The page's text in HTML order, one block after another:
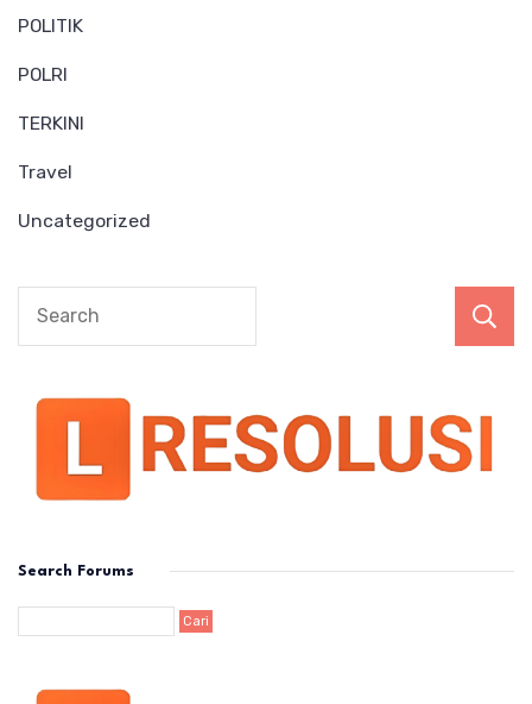
POLITIK
POLRI
TERKINI
Travel
Uncategorized
Search Forums